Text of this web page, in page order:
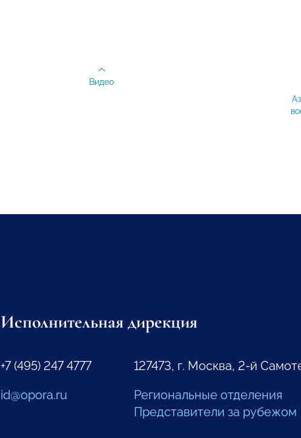
Видео
Исполнительная дирекция
+7 (495) 247 4777
id@opora.ru
127473, г. Москва, 2-й
Региональные отделения
Представители за рубежом